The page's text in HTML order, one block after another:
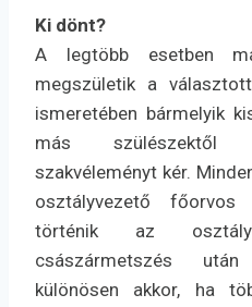
Ki dönt?
A legtöbb esetben
megszületik a
ismeretében bármelyik
más szülészektől
szakvéleményt kér.
osztályvezető
történik az
császármetszés
különösen akkor, ha